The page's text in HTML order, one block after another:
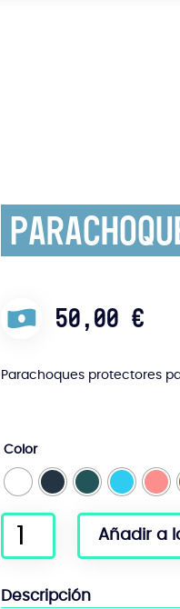
50,00 €
Parachoques protectores
Color
Cantidad
parachoques
S
Añadir a
Descripción